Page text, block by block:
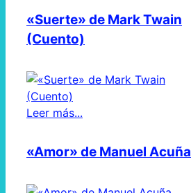
«Suerte» de Mark Twain
(Cuento)
Leer más...
«Amor» de Manuel Acuña